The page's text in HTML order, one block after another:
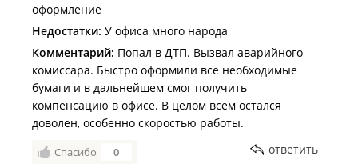
оформление
Недостатки: У офиса много народа
Комментарий: Попал в ДТП. Вызвал аварийного
комиссара. Быстро оформили все необходимые
бумаги и в дальнейшем смог получить
компенсацию в офисе. В целом всем остался
доволен, особенно скоростью работы.
Спасибо 0 ответить